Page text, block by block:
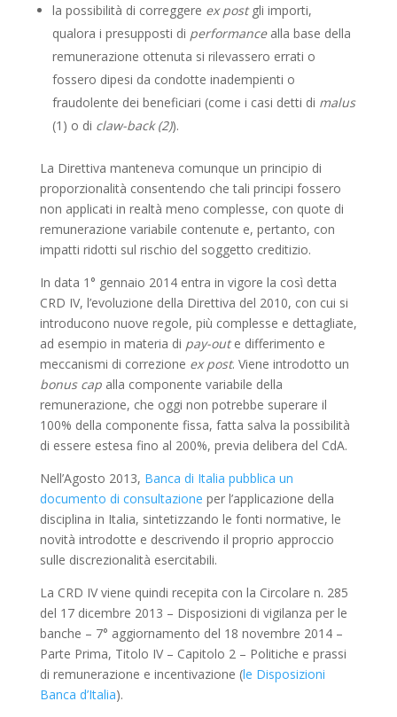
la possibilità di correggere ex postgli importi,
qualora i presupposti di performancealla base della
remunerazione ottenuta si rilevassero errati o
fossero dipesi da condotte inadempienti o
fraudolente dei beneficiari (come i casi detti di malus
(1) o di claw-back (2)).
La Direttiva manteneva comunque un principio di
proporzionalità consentendo che tali principi fossero
non applicati in realtà meno complesse, con quote di
remunerazione variabile contenute e, pertanto, con
impatti ridotti sul rischio del soggetto creditizio.
In data 1° gennaio 2014 entra in vigore la così detta
CRD IV, l’evoluzione della Direttiva del 2010, con cui si
introducono nuove regole, più complesse e dettagliate,
ad esempio in materia di pay-oute differimento e
meccanismi di correzione ex post. Viene introdotto un
bonus capalla componente variabile della
remunerazione, che oggi non potrebbe superare il
100% della componente fissa, fatta salva la possibilità
di essere estesa fino al 200%, previa delibera del CdA.
Nell’Agosto 2013, Banca di Italia pubblica un
documento di consultazione per l’applicazione della
disciplina in Italia, sintetizzando le fonti normative, le
novità introdotte e descrivendo il proprio approccio
sulle discrezionalità esercitabili.
La CRD IV viene quindi recepita con la Circolare n. 285
del 17 dicembre 2013 – Disposizioni di vigilanza per le
banche – 7° aggiornamento del 18 novembre 2014 –
Parte Prima, Titolo IV – Capitolo 2 – Politiche e prassi
di remunerazione e incentivazione (le Disposizioni
Banca d’Italia).